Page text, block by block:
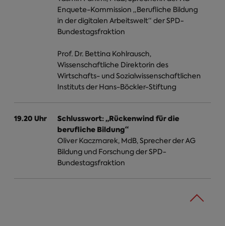
Enquete-Kommission „Berufliche Bildung
in der digitalen Arbeitswelt“ der SPD-
Bundestagsfraktion
Prof. Dr. Bettina Kohlrausch,
Wissenschaftliche Direktorin des
Wirtschafts- und Sozialwissenschaftlichen
Instituts der Hans-Böckler-Stiftung
19.20 Uhr
Schlusswort: „Rückenwind für die
berufliche Bildung“
Oliver Kaczmarek, MdB, Sprecher der AG
Bildung und Forschung der SPD-
Bundestagsfraktion